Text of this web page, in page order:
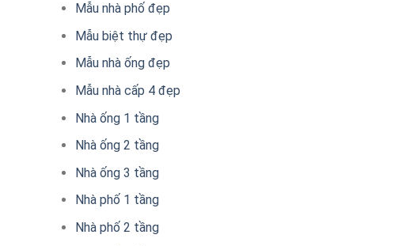
Mẫu nhà phố đẹp
Mẫu biệt thự đẹp
Mẫu nhà ống đẹp
Mẫu nhà cấp 4 đẹp
Nhà ống 1 tầng
Nhà ống 2 tầng
Nhà ống 3 tầng
Nhà phố 1 tầng
Nhà phố 2 tầng